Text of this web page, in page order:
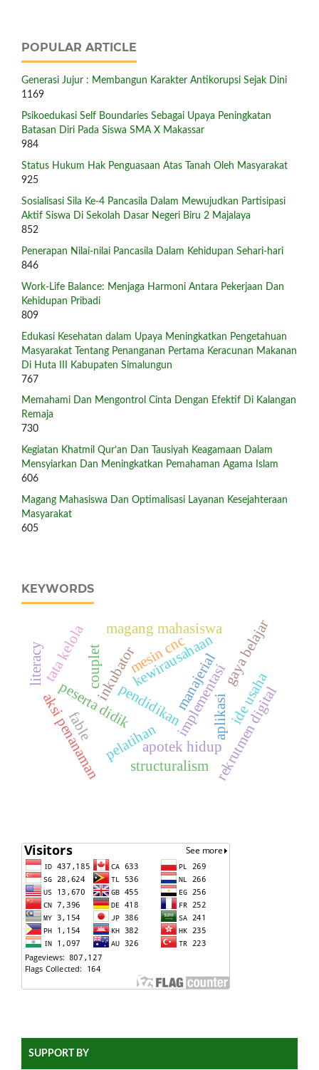
POPULAR ARTICLE
Generasi Jujur : Membangun Karakter Antikorupsi Sejak Dini
1169
Psikoedukasi Self Boundaries Sebagai Upaya Peningkatan
Batasan Diri Pada Siswa SMA X Makassar
984
Status Hukum Hak Penguasaan Atas Tanah Oleh Masyarakat
925
Sosialisasi Sila Ke-4 Pancasila Dalam Mewujudkan Partisipasi
Aktif Siswa Di Sekolah Dasar Negeri Biru 2 Majalaya
852
Penerapan Nilai-nilai Pancasila Dalam Kehidupan Sehari-hari
846
Work-Life Balance: Menjaga Harmoni Antara Pekerjaan Dan
Kehidupan Pribadi
809
Edukasi Kesehatan dalam Upaya Meningkatkan Pengetahuan
Masyarakat Tentang Penanganan Pertama Keracunan Makanan
Di Huta III Kabupaten Simalungun
767
Memahami Dan Mengontrol Cinta Dengan Efektif Di Kalangan
Remaja
730
Kegiatan Khatmil Qur’an Dan Tausiyah Keagamaan Dalam
Mensyiarkan Dan Meningkatkan Pemahaman Agama Islam
606
Magang Mahasiswa Dan Optimalisasi Layanan Kesejahteraan
Masyarakat
605
KEYWORDS
pendidikanimplementasi
inkubatorkewirausahaan
magang mahasiswa
peserta didik
aksi penanaman
manajerial
tata kelola
apotek hidup
aplikasi
rekrutmen digital
structuralism
couplet
pelatihan
ide usaha
gaya belajar
literacy
fable
mesin cnc
SUPPORT BY